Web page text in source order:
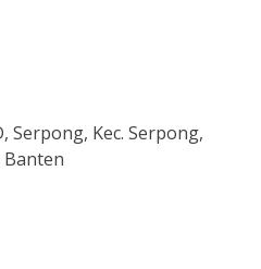
Serpong, Kec. Serpong,